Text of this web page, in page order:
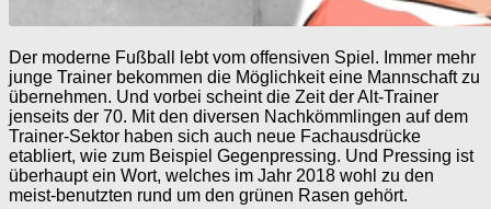
Der moderne Fußball lebt vom offensiven Spiel. Immer mehr
junge Trainer bekommen die Möglichkeit eine Mannschaft zu
übernehmen. Und vorbei scheint die Zeit der Alt-Trainer
jenseits der 70. Mit den diversen Nachkömmlingen auf dem
Trainer-Sektor haben sich auch neue Fachausdrücke
etabliert, wie zum Beispiel Gegenpressing. Und Pressing ist
überhaupt ein Wort, welches im Jahr 2018 wohl zu den
meist-benutzten rund um den grünen Rasen gehört.